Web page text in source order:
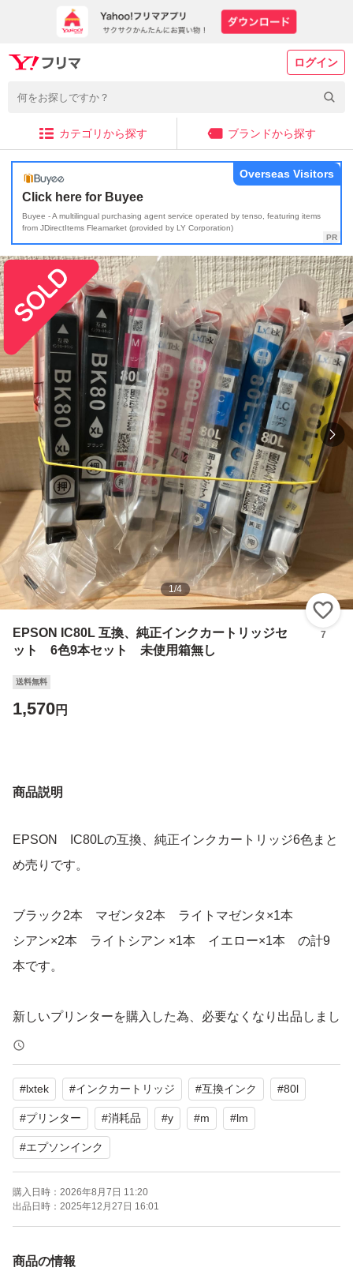
ログイン
カテゴリから探す ブランドから探す
Click here for Buyee
Buyee - A multilingual purchasing agent service operated by tenso, featuring items
from JDirectItems Fleamarket (provided by LY Corporation)
Overseas Visitors
1/4
EPSON IC80L 互換、純正インクカートリッジセ
ット 6色9本セット 未使用箱無し
7
送料無料
1,570円
商品説明
EPSON IC80Lの互換、純正インクカートリッジ6色まと
め売りです。
ブラック2本 マゼンタ2本 ライトマゼンタ×1本
シアン×2本 ライトシアン ×1本 イエロー×1本 の計9
本です。
新しいプリンターを購入した為、必要なくなり出品しまし
た。
全て未使用ですが、2年前に購入した為、
ジャンク品とご了承の上で、ご購入後の苦情返品はご容赦
願います。
#lxtek #インクカートリッジ #互換インク #80l
#プリンター #消耗品 #y #m #lm
#エプソンインク
購入日時： 2026年8月7日 11:20
出品日時： 2025年12月27日 16:01
商品の情報